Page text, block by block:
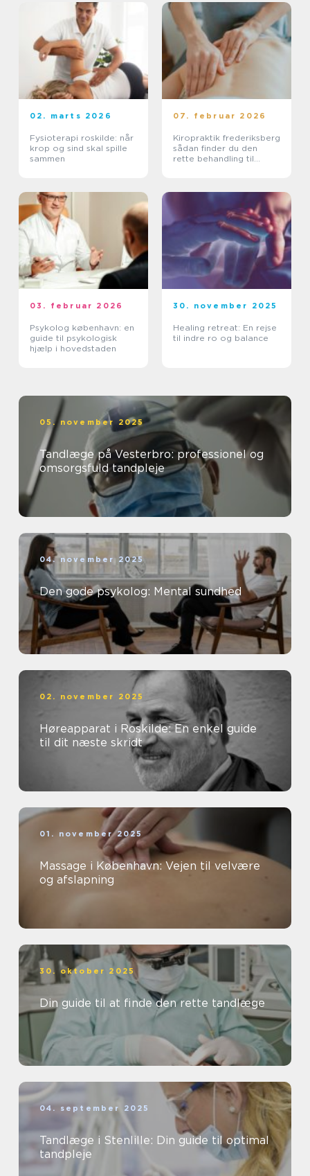
02. marts 2026
Fysioterapi roskilde: når
krop og sind skal spille
sammen
07. februar 2026
Kiropraktik frederiksberg
sådan finder du den
rette behandling til
03. februar 2026
Psykolog københavn: en
guide til psykologisk
hjælp i hovedstaden
30. november 2025
Healing retreat: En rejse
til indre ro og balance
05. november 2025
Tandlæge på Vesterbro: professionel og
omsorgsfuld tandpleje
04. november 2025
Den gode psykolog: Mental sundhed
02. november 2025
Høreapparat i Roskilde: En enkel guide
til dit næste skridt
01. november 2025
Massage i København: Vejen til velvære
og afslapning
30. oktober 2025
Din guide til at finde den rette tandlæge
04. september 2025
Tandlæge i Stenlille: Din guide til optimal
tandpleje